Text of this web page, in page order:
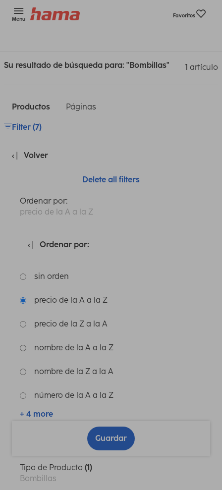
Menu
Favoritos
Su resultado de búsqueda para: "Bombillas" 1 artículo
Productos Páginas
Filter (7)
Volver
Delete all filters
Ordenar por:
precio de la A a la Z
Ordenar por:
sin orden
precio de la A a la Z
precio de la Z a la A
nombre de la A a la Z
nombre de la Z a la A
número de la A a la Z
+ 4 more
Guardar
Tipo de Producto (1)
Bombillas